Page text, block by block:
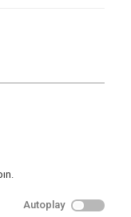
ekibin
Autoplay